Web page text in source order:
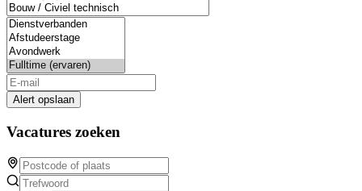
Alert opslaan
Vacatures zoeken